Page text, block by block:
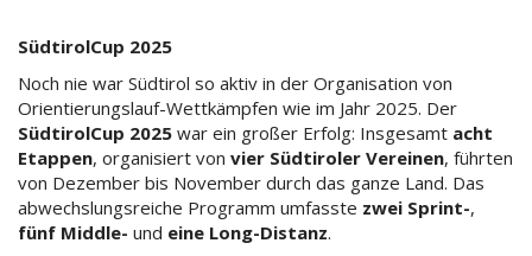
SüdtirolCup 2025
Noch nie war Südtirol so aktiv in der Organisation von
Orientierungslauf-Wettkämpfen wie im Jahr 2025. Der
SüdtirolCup 2025 war ein großer Erfolg: Insgesamt acht
Etappen, organisiert von vier Südtiroler Vereinen, führten
von Dezember bis November durch das ganze Land. Das
abwechslungsreiche Programm umfasste zwei Sprint-,
fünf Middle- und eine Long-Distanz.